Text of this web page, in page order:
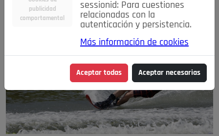
publicidad
comportamental
sessionid: Para cuestiones
relacionadas con la
autenticación y persistencia.
Más información de cookies
Aceptar todas Aceptar necesarias